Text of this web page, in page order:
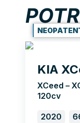
KIA
XCeed –
120cv
2020